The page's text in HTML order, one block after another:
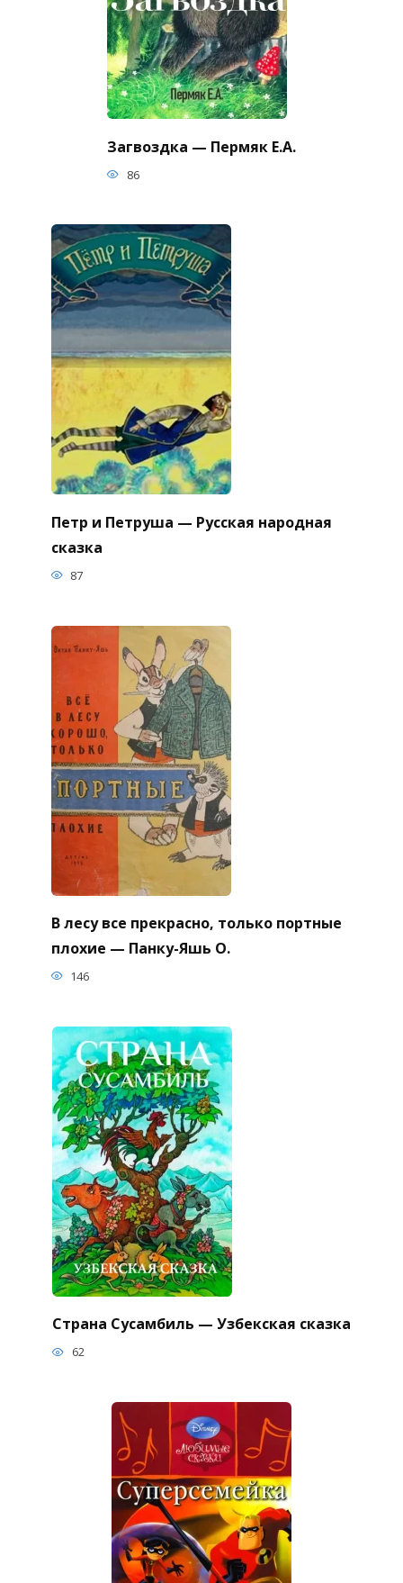
Загвоздка — Пермяк Е.А.
86
Петр и Петруша — Русская народная
сказка
87
В лесу все прекрасно, только портные
плохие — Панку-Яшь О.
146
Страна Сусамбиль — Узбекская сказка
62